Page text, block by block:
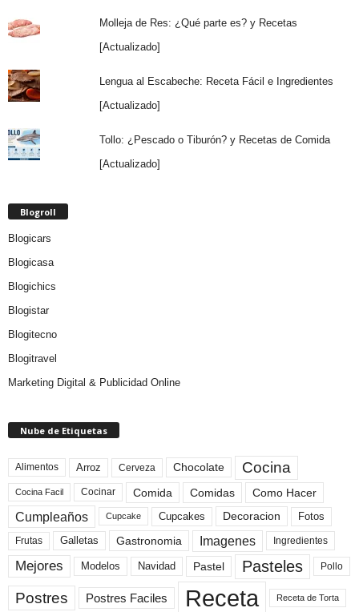
Molleja de Res: ¿Qué parte es? y Recetas
[Actualizado]
Lengua al Escabeche: Receta Fácil e Ingredientes
[Actualizado]
Tollo: ¿Pescado o Tiburón? y Recetas de Comida
[Actualizado]
Blogroll
Blogicars
Blogicasa
Blogichics
Blogistar
Blogitecno
Blogitravel
Marketing Digital & Publicidad Online
Nube de Etiquetas
Alimentos Arroz Cerveza Chocolate Cocina
Cocina Facil Cocinar Comida Comidas Como Hacer
Cumpleaños Cupcake Cupcakes Decoracion Fotos
Frutas Galletas Gastronomia Imagenes Ingredientes
Mejores Modelos Navidad Pastel Pasteles Pollo
Postres Postres Faciles Receta Receta de Torta